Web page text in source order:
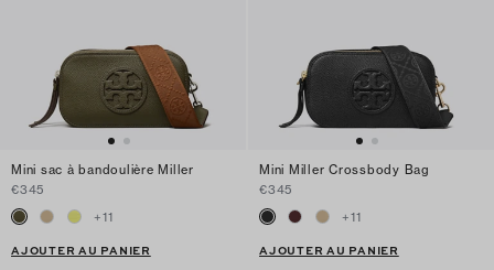
Mini sac à bandoulière Miller
€345
+11
AJOUTER AU PANIER
Mini Miller Crossbody Bag
€345
+11
AJOUTER AU PANIER